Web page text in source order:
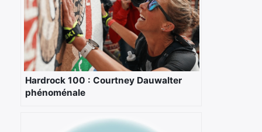
Hardrock 100 : Courtney Dauwalter
phénoménale